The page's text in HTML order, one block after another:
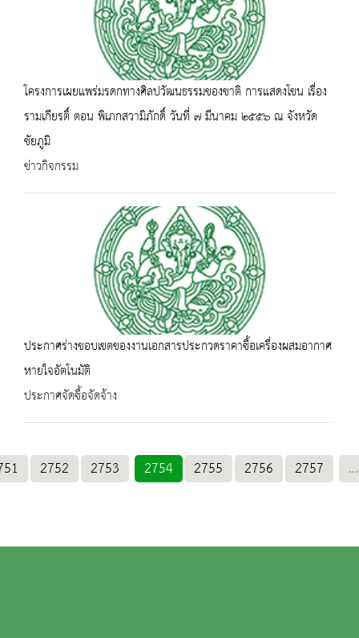
โครงการเผยแพร่มรดกทางศิลปวัฒนธรรมของชาติ การแสดงโขน เรื่อง
รามเกียรติ์ ตอน พิเภกสวามิภักดิ์ วันที่ ๗ มีนาคม ๒๕๕๖ ณ จังหวัด
ชัยภูมิ
ข่าวกิจกรรม
ประกาศร่างขอบเขตของงานเอกสารประกวดราคาซื้อเครื่องผสมอากาศ
หายใจอัตโนมัติ
ประกาศจัดซื้อจัดจ้าง
2752 2753 2754 2755 2756 2757 ...